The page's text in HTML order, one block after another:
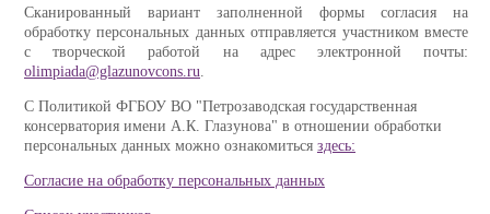
Сканированный вариант заполненной формы согласия на
обработку персональных данных отправляется участником вместе
с творческой работой на адрес электронной почты:
olimpiada@glazunovcons.ru.
С Политикой ФГБОУ ВО "Петрозаводская государственная
консерватория имени А.К. Глазунова" в отношении обработки
персональных данных можно ознакомиться здесь:
Cогласие на обработку персональных данных